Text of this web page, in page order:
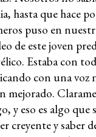
hasta que hace
puso en
de este joven
Estaba con
con una voz
mejorado.
y eso es algo que
creyente y saber